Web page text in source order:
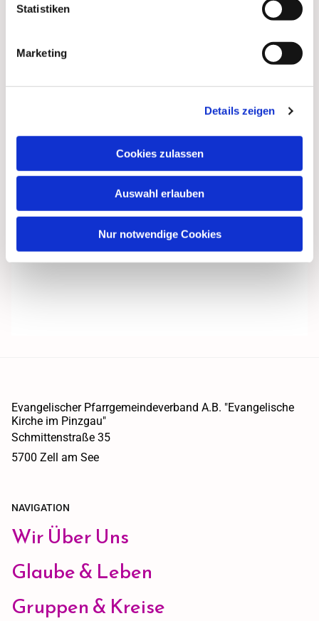
Statistiken
Marketing
Details zeigen
Cookies zulassen
Auswahl erlauben
Nur notwendige Cookies
Evangelischer Pfarrgemeindeverband A.B. "Evangelische
Kirche im Pinzgau"
Schmittenstraße 35
5700 Zell am See
NAVIGATION
Wir Über Uns
Glaube & Leben
Gruppen & Kreise